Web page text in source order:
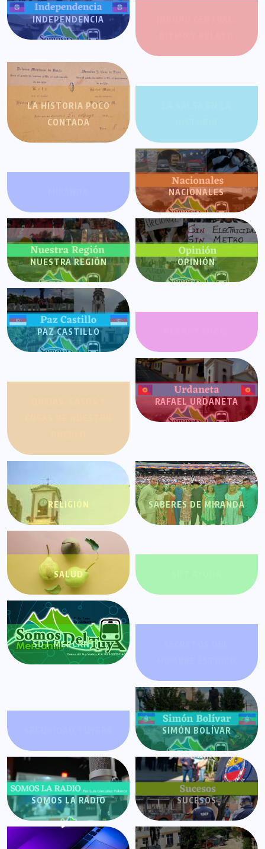
INDEPENDENCIA
LA HISTORIA POCO
CONTADA
NACIONALES
NUESTRA REGIÓN OPINIÓN
PAZ CASTILLO
RAFAEL URDANETA
RELIGIÓN SABERES DE MIRANDA
SALUD
SDT MERCANTIL
SIMÓN BOLÍVAR
SOMOS LA RADIO SUCESOS